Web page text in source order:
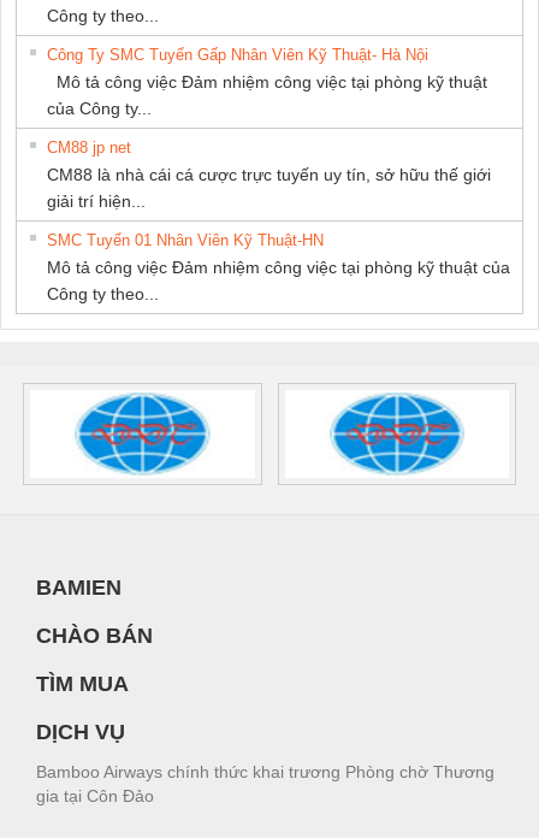
Công ty theo...
Công Ty SMC Tuyển Gấp Nhân Viên Kỹ Thuật- Hà Nội
Mô tả công việc Đảm nhiệm công việc tại phòng kỹ thuật
của Công ty...
CM88 jp net
CM88 là nhà cái cá cược trực tuyến uy tín, sở hữu thế giới
giải trí hiện...
SMC Tuyển 01 Nhân Viên Kỹ Thuật-HN
Mô tả công việc Đảm nhiệm công việc tại phòng kỹ thuật của
Công ty theo...
BAMIEN
CHÀO BÁN
TÌM MUA
DỊCH VỤ
Bamboo Airways chính thức khai trương Phòng chờ Thương
gia tại Côn Đảo